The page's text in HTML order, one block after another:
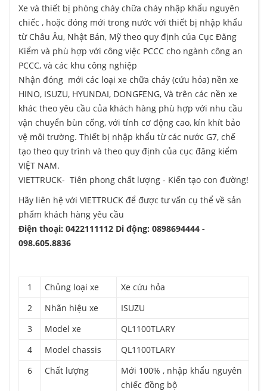
Xe và thiết bị phòng cháy chữa cháy nhập khẩu nguyên
chiếc , hoặc đóng mới trong nước với thiết bị nhập khẩu
từ Châu Âu, Nhật Bản, Mỹ theo quy định của Cục Đăng
Kiểm và phù hợp với công việc PCCC cho ngành công an
PCCC, và các khu công nghiệp
Nhận đóng mới các loại xe chữa cháy (cứu hỏa) nền xe
HINO, ISUZU, HYUNDAI, DONGFENG, Và trên các nền xe
khác theo yêu cầu của khách hàng phù hợp với nhu cầu
vận chuyển bùn cống, với tính cơ động cao, kín khít bảo
vệ môi trường. Thiết bị nhập khẩu từ các nước G7, chế
tạo theo quy trình và theo quy định của cục đăng kiểm
VIỆT NAM.
VIETTRUCK- Tiên phong chất lượng - Kiến tạo con đường!
Hãy liên hệ với VIETTRUCK để được tư vấn cụ thể về sản
phẩm khách hàng yêu cầu
Điện thoại: 0422111112 Di động: 0898694444 -
098.605.8836
1 Chủng loại xe
Xe cứu hỏa
2
Nhãn hiệu xe
ISUZU
3
Model xe
QL1100TLARY
4
Model chassis
QL1100TLARY
6
Chất lượng
Mới 100% , nhập khẩu nguyên
chiếc đồng bộ